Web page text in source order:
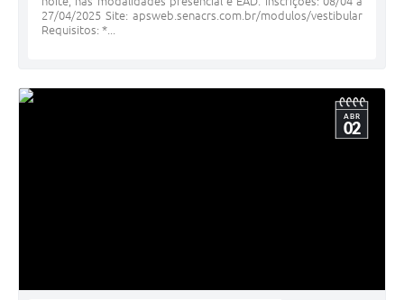
27/04/2025 Site: apsweb.senacrs.com.br/modulos/vestibular
Requisitos: *...
ABR
02